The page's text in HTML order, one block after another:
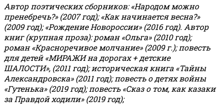
Автор поэтических сборников: «Народом можно
пренебречь?» (2007 год); «Как начинается весна?»
(2009 год); «Рождение Новороссии» (2016 год). Автор
книг (крупная проза): роман «Ольга» (2010 год);
роман «Красноречивое молчание» (2009 г.); повесть
для детей «МИРАЖИ на дорогах + детские
ШАЛОСТИ», (2011 год); историческая книга «Тайны
Александровска» (2011 год); повесть о детях войны
«Гутенька» (2019 год); повесть «Сказ о том, как казаки
за Правдой ходили» (2019 год);